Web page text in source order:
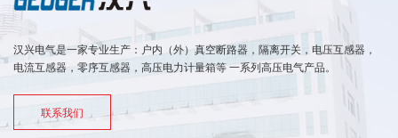
汉兴电气是一家专业生产：户内（外）真空断路器，隔离开关，电压互感器，
电流互感器，零序互感器，高压电力计量箱等 一系列高压电气产品。
联系我们